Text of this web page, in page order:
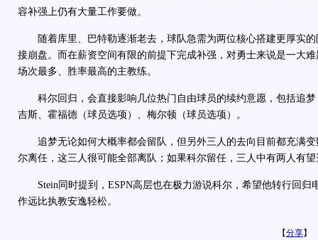
容补强上仍有大量工作要做。
随着库里、巴特勒逐渐老去，球队急需为两位核心搭建更厚实的
接崩盘。而在薪资空间有限的前提下完成补强，对勇士来说是一大
场次最多、胜率最高的主教练。
科尔回归，会直接影响几位热门自由球员的续约意愿，包括追梦
吉斯、霍福德（球员选项）、梅尔顿（球员选项）。
追梦无论如何大概率都会留队，但另外三人的去向目前都充满变
尔离任，这三人很可能全部离队；如果科尔留任，三人中有两人有
Stein同时提到，ESPN高层也在极力游说科尔，希望他转行回归
作远比执教安逸轻松。
【分享】